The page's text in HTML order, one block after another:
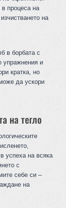
процеса на
на
в борбата с
упражнения и
кратка, но
да ускори
на тегло
успеха на всяка
с
себе си –
на